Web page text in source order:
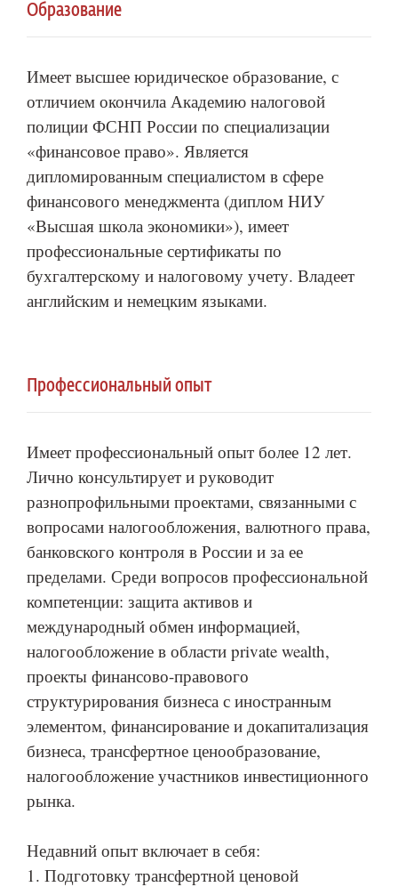
Образование
Имеет высшее юридическое образование, с
отличием окончила Академию налоговой
полиции ФСНП России по специализации
«финансовое право». Является
дипломированным специалистом в сфере
финансового менеджмента (диплом НИУ
«Высшая школа экономики»), имеет
профессиональные сертификаты по
бухгалтерскому и налоговому учету. Владеет
английским и немецким языками.
Профессиональный опыт
Имеет профессиональный опыт более 12 лет.
Лично консультирует и руководит
разнопрофильными проектами, связанными с
вопросами налогообложения, валютного права,
банковского контроля в России и за ее
пределами. Среди вопросов профессиональной
компетенции: защита активов и
международный обмен информацией,
налогообложение в области private wealth,
проекты финансово-правового
структурирования бизнеса с иностранным
элементом, финансирование и докапитализация
бизнеса, трансфертное ценообразование,
налогообложение участников инвестиционного
рынка.
Недавний опыт включает в себя:
1. Подготовку трансфертной ценовой